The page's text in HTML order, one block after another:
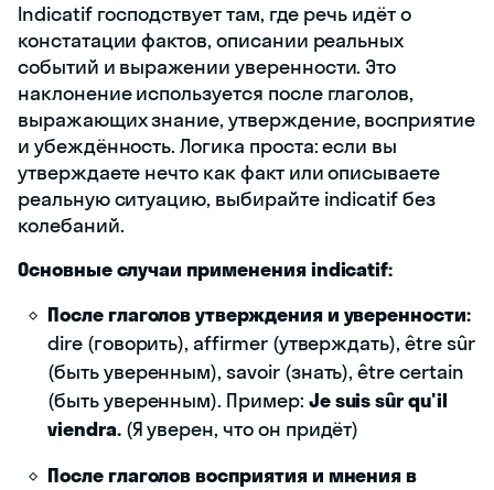
Indicatif господствует там, где речь идёт о
констатации фактов, описании реальных
событий и выражении уверенности. Это
наклонение используется после глаголов,
выражающих знание, утверждение, восприятие
и убеждённость. Логика проста: если вы
утверждаете нечто как факт или описываете
реальную ситуацию, выбирайте indicatif без
колебаний.
Основные случаи применения indicatif:
После глаголов утверждения и уверенности:
dire (говорить), affirmer (утверждать), être sûr
(быть уверенным), savoir (знать), être certain
(быть уверенным). Пример: Je suis sûr qu'il
viendra.(Я уверен, что он придёт)
После глаголов восприятия и мнения в